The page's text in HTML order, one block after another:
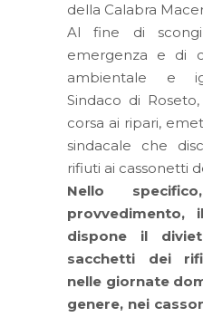
della Calabra
Al fine di
emergenza e di
ambientale e
Sindaco di
corsa ai ripari,
sindacale che
rifiuti ai cassonetti
Nello
provvedimento,
dispone il
sacchetti dei
nelle giornate
genere, nei